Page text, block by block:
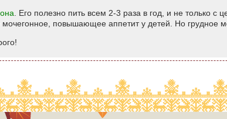
. Его полезно пить всем 2-3 раза в год, и не только с
мочегонное, повышающее аппетит у детей. Но грудное